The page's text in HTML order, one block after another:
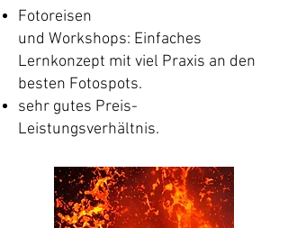
Fotoreisen
und Workshops: Einfaches
Lernkonzept mit viel Praxis an den
besten Fotospots.
sehr gutes Preis-
Leistungsverhältnis.